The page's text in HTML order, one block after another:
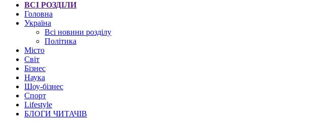
ВСІ РОЗДІЛИ
Головна
Україна
Всі новини розділу
Політика
Місто
Світ
Бізнес
Наука
Шоу-бізнес
Спорт
Lifestyle
БЛОГИ ЧИТАЧІВ